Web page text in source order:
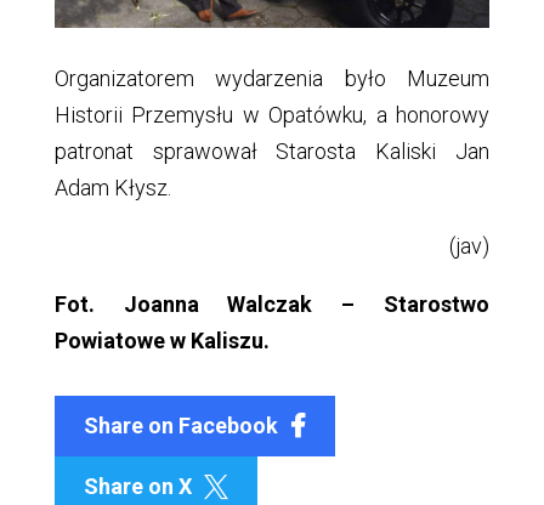
Organizatorem wydarzenia było Muzeum
Historii Przemysłu w Opatówku, a honorowy
patronat sprawował Starosta Kaliski Jan
Adam Kłysz.
(jav)
Fot. Joanna Walczak – Starostwo
Powiatowe w Kaliszu.
Share on Facebook
Share on X 